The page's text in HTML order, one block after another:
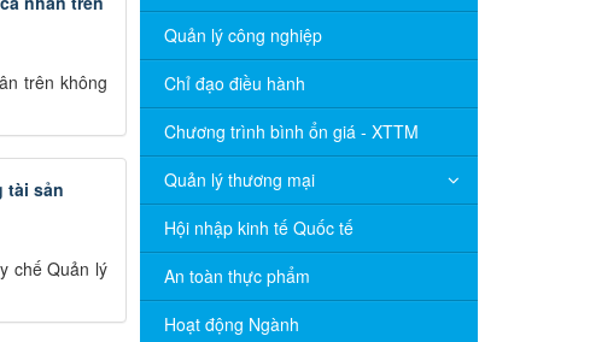
trên không
tài sản
chế Quản lý
Quản lý công nghiệp
Chỉ đạo điều hành
Chương trình bình ổn giá - XTTM
Quản lý thương mại
Hội nhập kinh tế Quốc tế
An toàn thực phẩm
Hoạt động Ngành